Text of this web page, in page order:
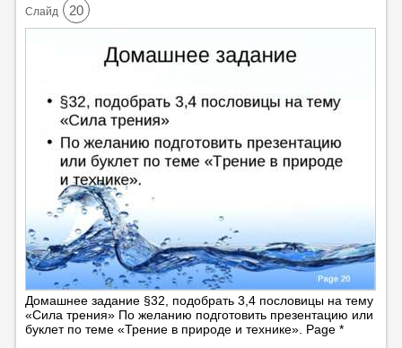
Cлайд 20
Домашнее задание §32, подобрать 3,4 пословицы на тему
«Сила трения» По желанию подготовить презентацию или
буклет по теме «Трение в природе и технике». Page *